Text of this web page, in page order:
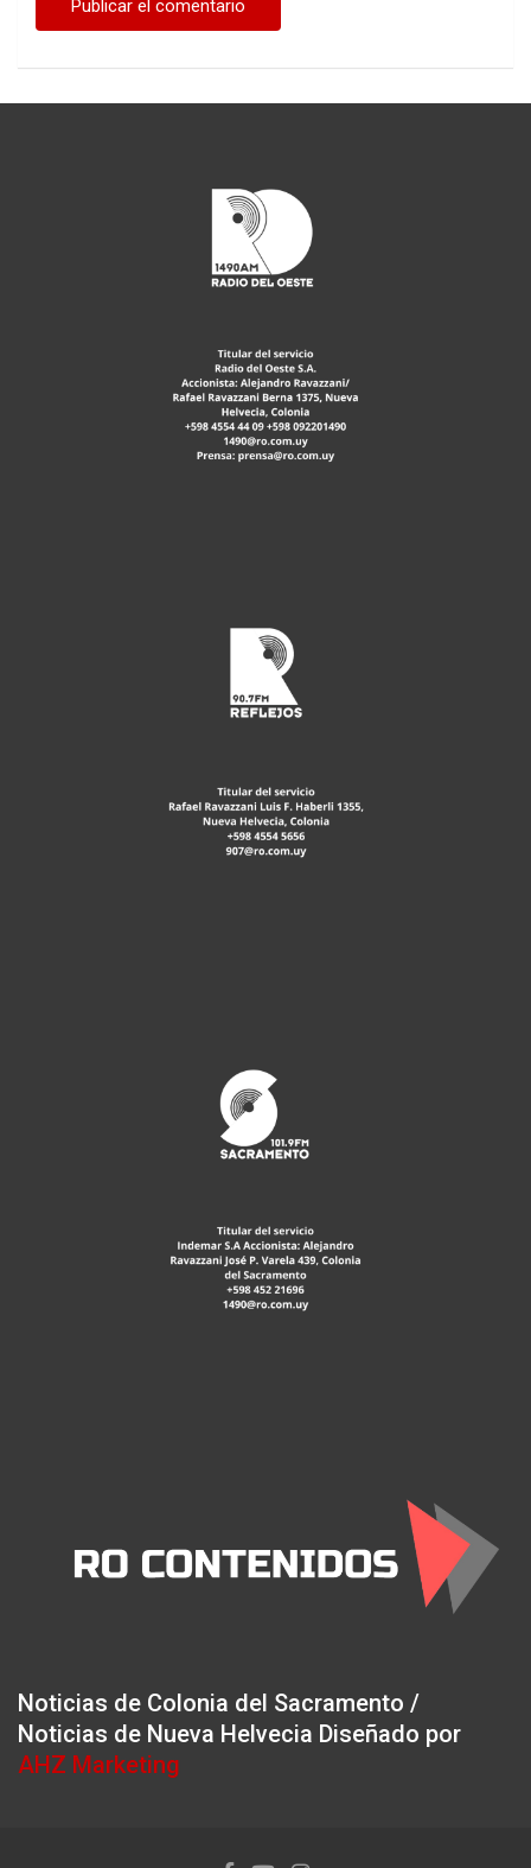
Noticias de Colonia del Sacramento /
Noticias de Nueva Helvecia Diseñado por
AHZ Marketing